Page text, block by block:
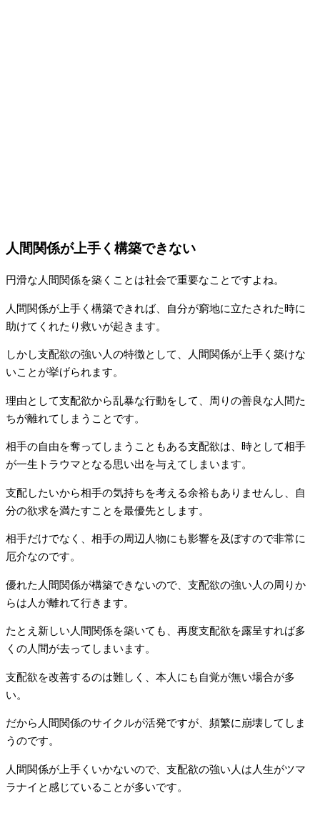
人間関係が上手く構築できない
円滑な人間関係を築くことは社会で重要なことですよね。
人間関係が上手く構築できれば、自分が窮地に立たされた時に
助けてくれたり救いが起きます。
しかし支配欲の強い人の特徴として、人間関係が上手く築けな
いことが挙げられます。
理由として支配欲から乱暴な行動をして、周りの善良な人間た
ちが離れてしまうことです。
相手の自由を奪ってしまうこともある支配欲は、時として相手
が一生トラウマとなる思い出を与えてしまいます。
支配したいから相手の気持ちを考える余裕もありませんし、自
分の欲求を満たすことを最優先とします。
相手だけでなく、相手の周辺人物にも影響を及ぼすので非常に
厄介なのです。
優れた人間関係が構築できないので、支配欲の強い人の周りか
らは人が離れて行きます。
たとえ新しい人間関係を築いても、再度支配欲を露呈すれば多
くの人間が去ってしまいます。
支配欲を改善するのは難しく、本人にも自覚が無い場合が多
い。
だから人間関係のサイクルが活発ですが、頻繁に崩壊してしま
うのです。
人間関係が上手くいかないので、支配欲の強い人は人生がツマ
ラナイと感じていることが多いです。